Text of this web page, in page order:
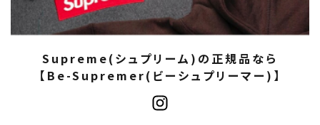
Supreme(シュプリーム)の正規品なら
【Be-Supremer(ビーシュプリーマー)】